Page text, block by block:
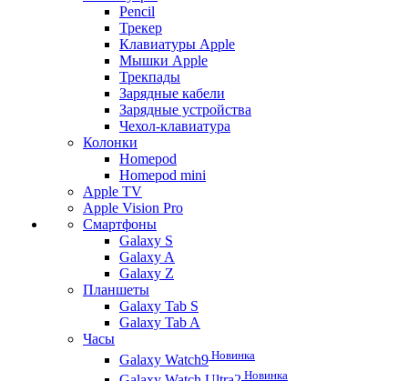
Pencil
Трекер
Клавиатуры Apple
Мышки Apple
Трекпады
Зарядные кабели
Зарядные устройства
Чехол-клавиатура
Колонки
Homepod
Homepod mini
Apple TV
Apple Vision Pro
Смартфоны
Galaxy S
Galaxy A
Galaxy Z
Планшеты
Galaxy Tab S
Galaxy Tab A
Часы
Galaxy Watch9 Новинка
Новинка